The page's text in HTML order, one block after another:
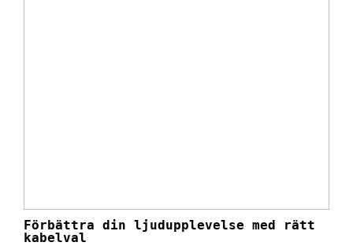
Förbättra din ljudupplevelse med rätt
kabelval